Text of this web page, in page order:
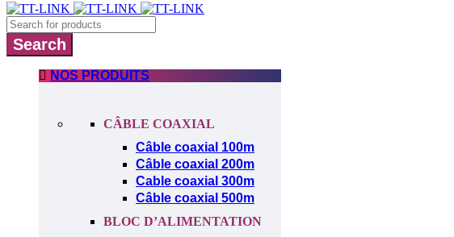
NOS PRODUITS
CÂBLE COAXIAL
Câble coaxial 100m
Câble coaxial 200m
Cable coaxial 300m
Câble coaxial 500m
BLOC D’ALIMENTATION